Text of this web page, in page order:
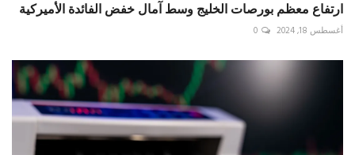
ارتفاع معظم بورصات الخليج وسط آمال خفض الفائدة الأميركية
أغسطس 18, 2024 0